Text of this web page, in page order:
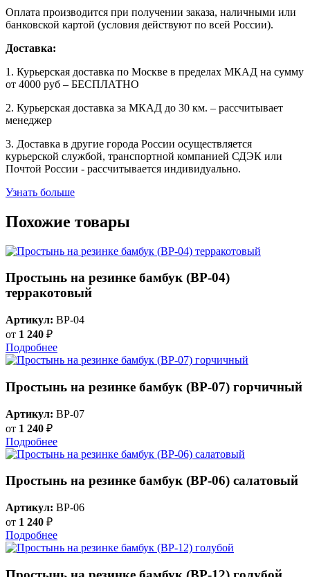
Оплата производится при получении заказа, наличными или
банковской картой (условия действуют по всей России).
Доставка:
1. Курьерская доставка по Москве в пределах МКАД на сумму
от 4000 руб – БЕСПЛАТНО
2. Курьерская доставка за МКАД до 30 км. – рассчитывает
менеджер
3. Доставка в другие города России осуществляется
курьерской службой, транспортной компанией СДЭК или
Почтой России - рассчитывается индивидуально.
Узнать больше
Похожие товары
Простынь на резинке бамбук (BP-04)
терракотовый
Артикул: BP-04
от 1 240 ₽
Подробнее
Простынь на резинке бамбук (BP-07) горчичный
Артикул: BP-07
от 1 240 ₽
Подробнее
Простынь на резинке бамбук (BP-06) салатовый
Артикул: BP-06
от 1 240 ₽
Подробнее